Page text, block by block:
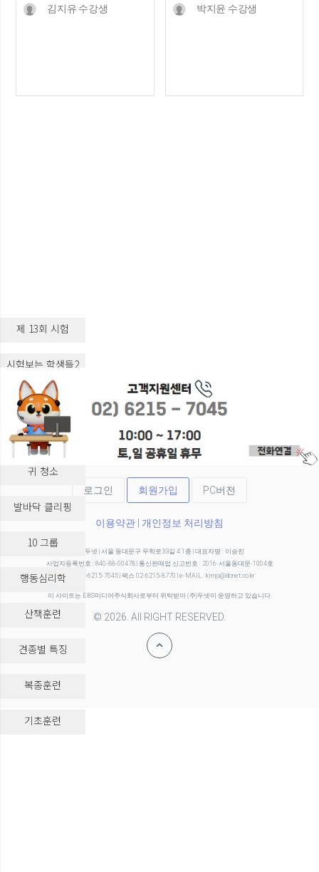
김지유 수강생 박지윤 수강생
제 13회 시험
시험보는 학생들2
시험보는 학생들3
실습 교육
귀 청소
발바닥 클리핑
10 그룹
행동심리학
산책훈련
견종별 특징
복종훈련
기초훈련
로그인 회원가입 PC버전
이용약관 개인정보 처리방침
(주)두넷 | 서울 동대문구 무학로33길 4 1층 | 대표자명 : 이승진
사업자등록번호 : 840-88-00478 | 통신판매업 신고번호 : 2016-서울동대문-1004호
전화 02-6215-7045 | 팩스 02-6215-8770 | e-MAIL : kimja@donet.co.kr
이 사이트는 EBS미디어주식회사로부터 위탁받아 (주)두넷이 운영하고 있습니다.
© 2026. All RIGHT RESERVED.